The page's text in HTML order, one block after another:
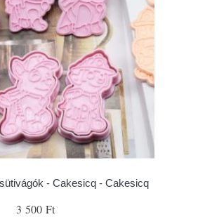
- Cakesicq - Cakesicq
3 500 Ft